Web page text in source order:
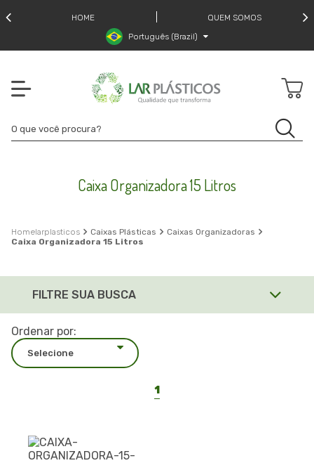
HOME
QUEM SOMOS
Português (Brazil)
Caixa Organizadora 15 Litros
larplasticos Caixas Plásticas
Caixas Organizadoras
Caixa Organizadora 15 Litros
FILTRE SUA BUSCA
Ordenar por:
1